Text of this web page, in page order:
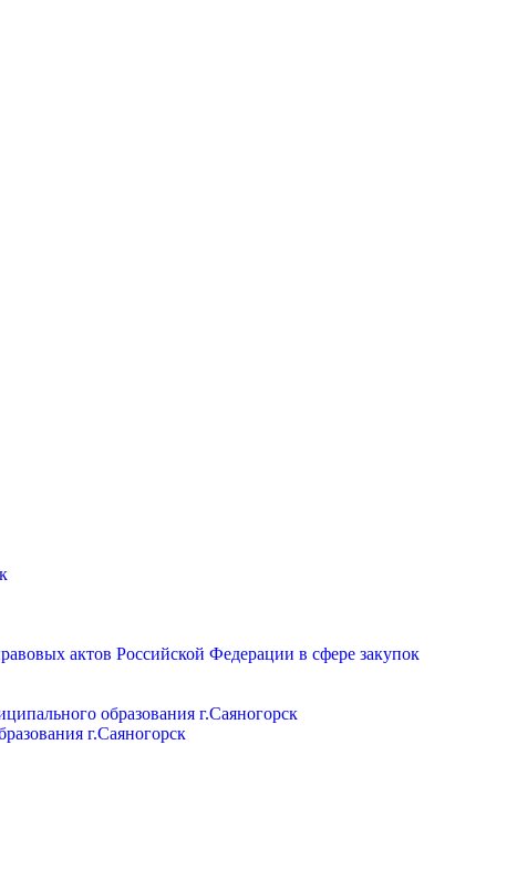
актов Российской Федерации в сфере закупок
образования г.Саяногорск
г.Саяногорск